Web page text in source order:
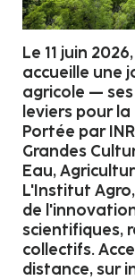
Le 11 juin
accueille une
agricole —
leviers pour
Portée par
Grandes
Eau,
L'Institut
de
scientifiques,
collectifs.
distance, sur